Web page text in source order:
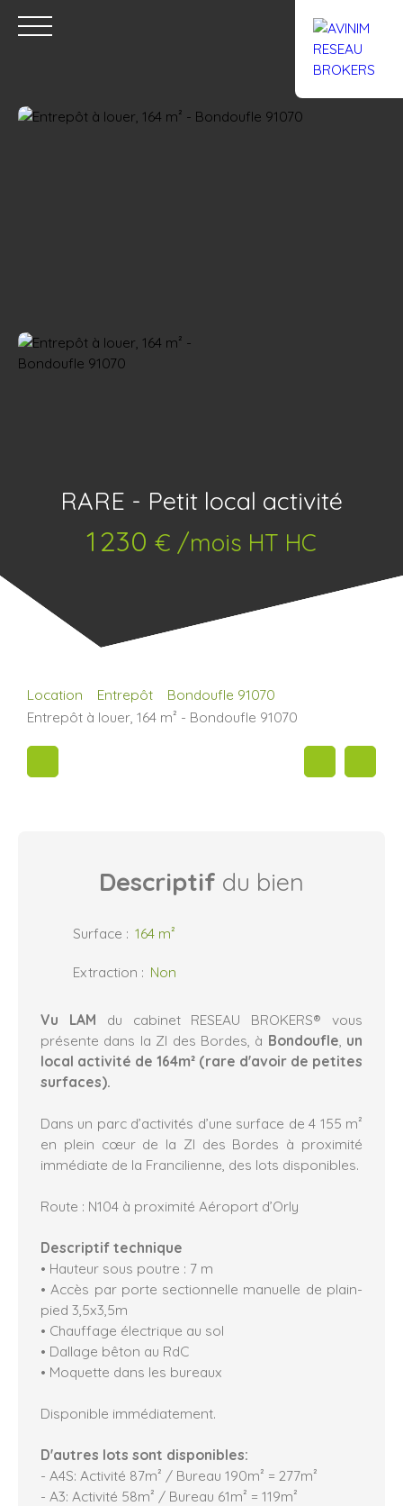
RARE - Petit local activité
1 230 € /mois HT HC
Location Entrepôt
Bondoufle 91070
Entrepôt à louer, 164 m² - Bondoufle 91070
Descriptif du bien
Surface : 164 m²
Extraction : Non
Vu LAM du cabinet RESEAU BROKERS® vous
présente dans la ZI des Bordes, à Bondoufle un
local activité de 164m² (rare d'avoir de petites
surfaces).
Dans un parc d’activités d’une surface de 4 155 m²
en plein cœur de la ZI des Bordes à proximité
immédiate de la Francilienne, des lots disponibles.
Route : N104 à proximité Aéroport d’Orly
Descriptif technique
• Hauteur sous poutre : 7 m
• Accès par porte sectionnelle manuelle de plain-
pied 3,5x3,5m
• Chauffage électrique au sol
• Dallage bêton au RdC
• Moquette dans les bureaux
Disponible immédiatement.
D'autres lots sont disponibles:
- A4S: Activité 87m² / Bureau 190m² = 277m²
- A3: Activité 58m² / Bureau 61m² = 119m²